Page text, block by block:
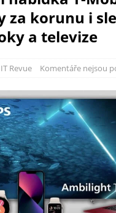
za korunu i
a televize
IT Revue Komentáře nejsou